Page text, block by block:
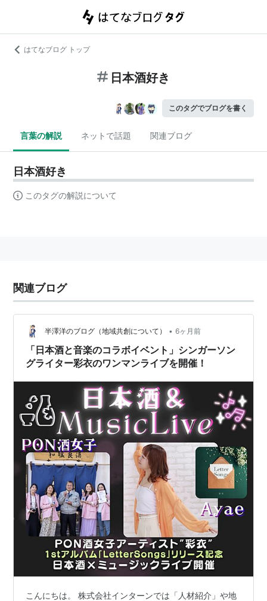
はてなブログ トップ
日本酒好き
このタグでブログを書く
言葉の解説 ネットで話題 関連ブログ
日本酒好き
このタグの解説について
関連ブログ
半澤洋のブログ（地域共創について） • 6ヶ月前
「日本酒と音楽のコラボイベント」シンガーソン
グライター彩衣のワンマンライブを開催！
こんにちは。 株式会社インターンでは「人材紹介」や地